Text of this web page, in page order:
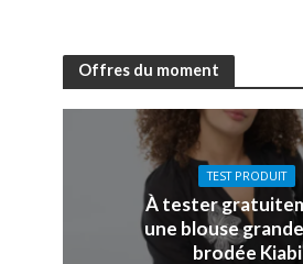
Offres du moment
TEST PRODUIT
À tester
une blouse
brodée Kiabi